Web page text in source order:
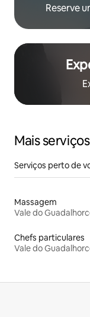
Reserve
Mais
Serviços perto de
Massagem
Vale do
Chefs particulares
Vale do